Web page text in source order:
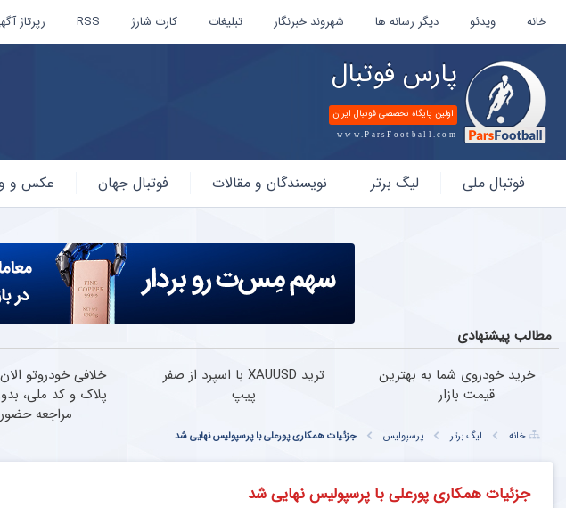
خانه ویدئو دیگر رسانه ها شهروند خبرنگار تبلیغات کارت شارژ RSS رپرتاژ
پارس فوتبال
اولین پایگاه تخصصی فوتبال ایران
www.ParsFootball.com
فوتبال
فوتبال ملی لیگ برتر نویسندگان و مقالات فوتبال جهان عکس و
مطالب پیشنهادی
خرید خودروی شما به بهترین
قیمت بازار
ترید XAUUSD با اسپرد از صفر
پیپ
خلافی خودروتو
پلاک و کد ملی،
مراجعه
خانه لیگ برتر پرسپولیس جزئیات همکاری پورعلی با پرسپولیس نهایی شد
جزئیات همکاری پورعلی با پرسپولیس نهایی شد